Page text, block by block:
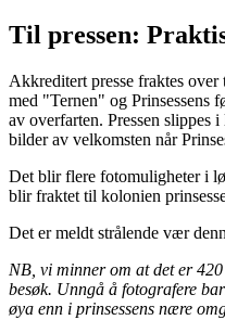
Til pressen:
Akkreditert presse fraktes
med "Ternen" og Prinsessens
av overfarten. Pressen slippes
bilder av velkomsten når
Det blir flere fotomuligheter i
blir fraktet til kolonien
Det er meldt strålende vær
NB, vi minner om at det er
besøk. Unngå å fotografere
øya enn i prinsessens nære